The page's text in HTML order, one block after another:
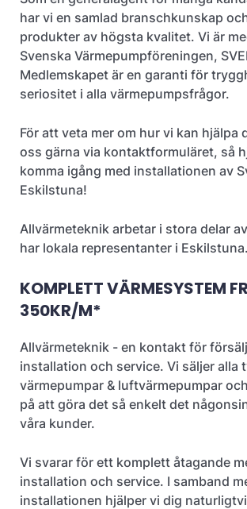
har vi en samlad branschkunskap
produkter av högsta kvalitet. Vi är
Svenska Värmepumpföreningen,
Medlemskapet är en garanti för
seriositet i alla värmepumpsfrågor.
För att veta mer om hur vi kan hjälpa
oss gärna via kontaktformuläret, så
komma igång med installationen av
Eskilstuna!
Allvärmeteknik arbetar i stora delar
har lokala representanter i Eskilstuna.
KOMPLETT VÄRMESYSTEM
350KR/M*
Allvärmeteknik - en kontakt för
installation och service. Vi säljer alla
värmepumpar & luftvärmepumpar
på att göra det så enkelt det
våra kunder.
Vi svarar för ett komplett åtagande
installation och service. I samband
installationen hjälper vi dig